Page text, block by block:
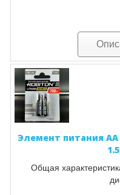
Элемент питания AA
Общая